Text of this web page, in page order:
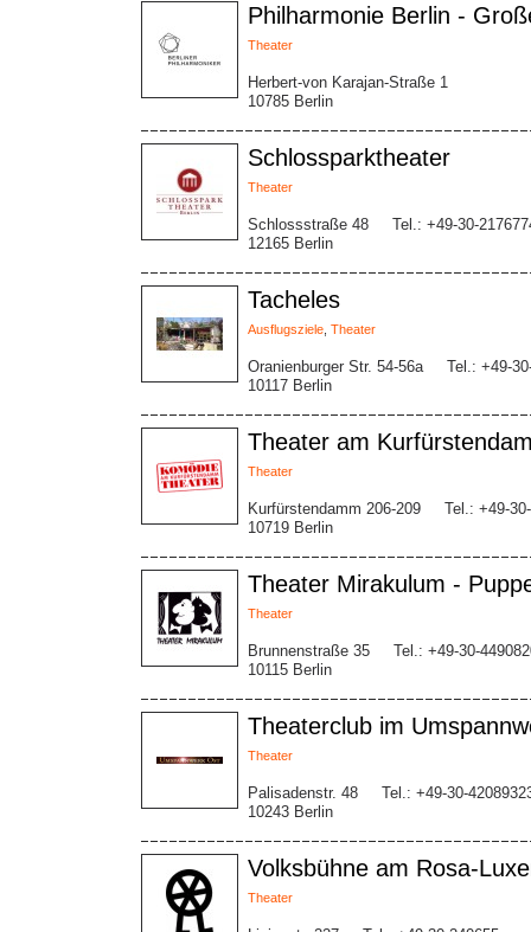
Philharmonie Berlin -
Theater
Herbert-von Karajan-Straße 1
10785 Berlin
Schlossparktheater
Theater
Schlossstraße 48
12165 Berlin
Tel.: +49-30-
Tacheles
Ausflugsziele Theater
Oranienburger Str. 54-56a
10117 Berlin
Tel.: +49-
Theater am
Theater
Kurfürstendamm 206-209
10719 Berlin
Tel.: +49-
Theater Mirakulum -
Theater
Brunnenstraße 35
10115 Berlin
Tel.: +49-30-
Theaterclub im
Theater
Palisadenstr. 48
10243 Berlin
Tel.: +49-30-
Volksbühne am Rosa-
Theater